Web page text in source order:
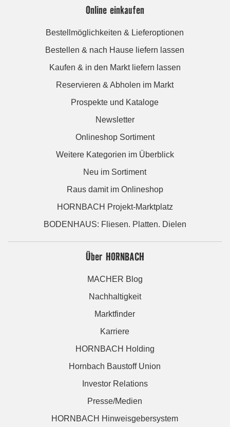
Online einkaufen
Bestellmöglichkeiten & Lieferoptionen
Bestellen & nach Hause liefern lassen
Kaufen & in den Markt liefern lassen
Reservieren & Abholen im Markt
Prospekte und Kataloge
Newsletter
Onlineshop Sortiment
Weitere Kategorien im Überblick
Neu im Sortiment
Raus damit im Onlineshop
HORNBACH Projekt-Marktplatz
BODENHAUS: Fliesen. Platten. Dielen
Über HORNBACH
MACHER Blog
Nachhaltigkeit
Marktfinder
Karriere
HORNBACH Holding
Hornbach Baustoff Union
Investor Relations
Presse/Medien
HORNBACH Hinweisgebersystem